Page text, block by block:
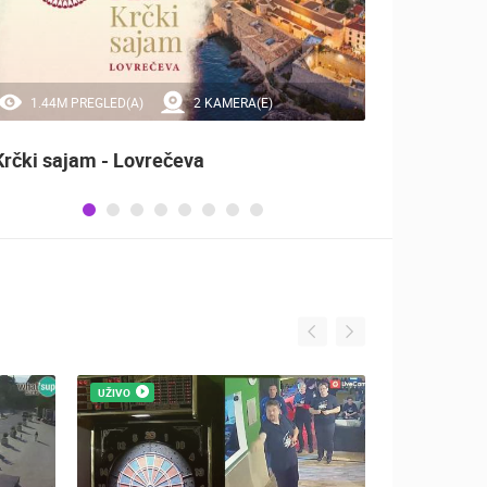
1.44M PREGLED(A) 2 KAMERA(E)
sajam - Lovrečeva
UŽIVO